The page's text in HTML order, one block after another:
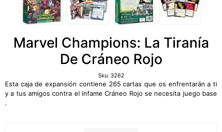
Marvel Champions: La Tiranía
De Cráneo Rojo
Sku: 3262
Esta caja de expansión contiene 265 cartas que os enfrentarán a ti
y a tus amigos contra el infame Cráneo Rojo se necesita juego base
.